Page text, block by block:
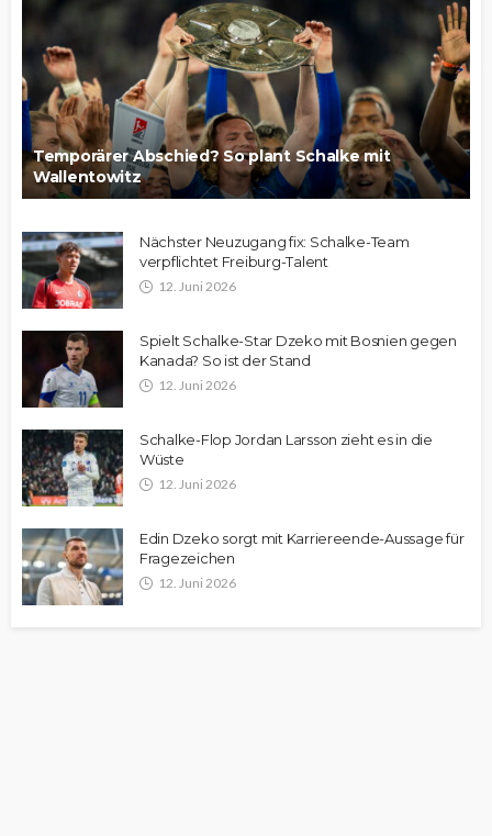
Temporärer Abschied? So plant Schalke mit
Wallentowitz
Nächster Neuzugang fix: Schalke-Team
verpflichtet Freiburg-Talent
12. Juni 2026
Spielt Schalke-Star Dzeko mit Bosnien gegen
Kanada? So ist der Stand
12. Juni 2026
Schalke-Flop Jordan Larsson zieht es in die
Wüste
12. Juni 2026
Edin Dzeko sorgt mit Karriereende-Aussage für
Fragezeichen
12. Juni 2026